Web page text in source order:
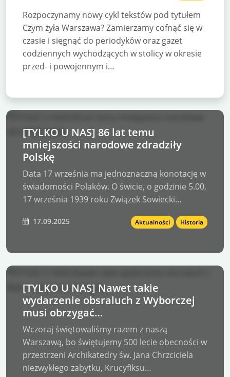
Rozpoczynamy nowy cykl tekstów pod tytułem
Czym żyła Warszawa? Zamierzamy cofnąć się w
czasie i sięgnąć do periodyków oraz gazet
codziennych wychodzących w stolicy w okresie
przed- i powojennym i…
[TYLKO U NAS] 86 lat temu
mniejszości narodowe zdradziły
Polskę
Data 17 września ma jednoznaczną konotację w
świadomości Polaków. O świcie, o godzinie 5.00,
17 września 1939 roku Związek Sowiecki…
17.09.2025 Aktualności Historia
[TYLKO U NAS] Nawet takie
wydarzenie obsraluch z Wyborczej
musi obrzygać…
Wczoraj świętowaliśmy razem z naszą
Warszawą, bo świętujemy 500 lecie obecności w
przestrzeni Archikatedry św. Jana Chrzciciela
niezwykłego zabytku, Krucyfiksu…